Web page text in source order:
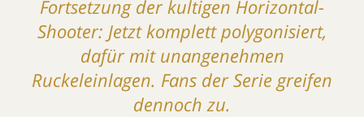
Fortsetzung der kulti­gen Horizontal-
Shooter: Jetzt komplett polygonisiert,
dafür mit unangenehmen
Ruckeleinlagen. Fans der Serie greifen
dennoch zu.